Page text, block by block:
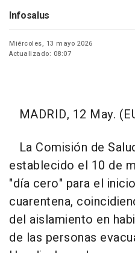
Infosalus
Miércoles, 13 mayo 2026
Actualizado: 08:07
MADRID, 12 May.
La Comisión de
establecido el 10 de
"día cero" para el
cuarentena,
del aislamiento en
de las personas